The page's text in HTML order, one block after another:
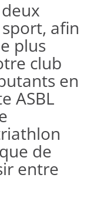
afin
plus
club
en
ASBL
de
entre